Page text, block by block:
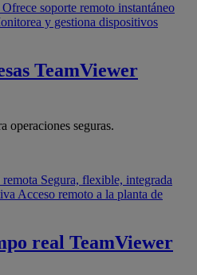
Ofrece soporte remoto instantáneo
y gestiona dispositivos
TeamViewer
operaciones seguras.
Segura, flexible, integrada
Acceso remoto a la planta de
real TeamViewer